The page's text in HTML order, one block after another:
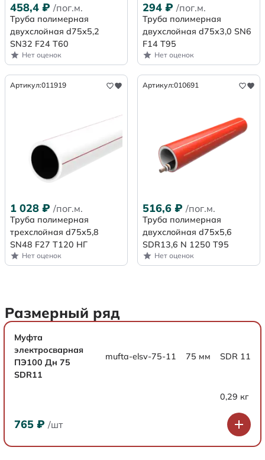
458,4 ₽ /пог.м.
Труба полимерная
двухслойная d75х5,2
SN32 F24 Т60
Нет оценок
294 ₽ /пог.м.
Труба полимерная
двухслойная d75х3,0 SN6
F14 Т95
Нет оценок
Артикул:011919
1 028 ₽ /пог.м.
Труба полимерная
трехслойная d75х5,8
SN48 F27 Т120 НГ
Нет оценок
Артикул:010691
516,6 ₽ /пог.м.
Труба полимерная
двухслойная d75x5,6
SDR13,6 N 1250 Т95
Нет оценок
Размерный ряд
Муфта
электросварная
ПЭ100 Дн 75
SDR11
mufta-elsv-75-11 75 мм SDR 11
0,29 кг
765 ₽ /шт